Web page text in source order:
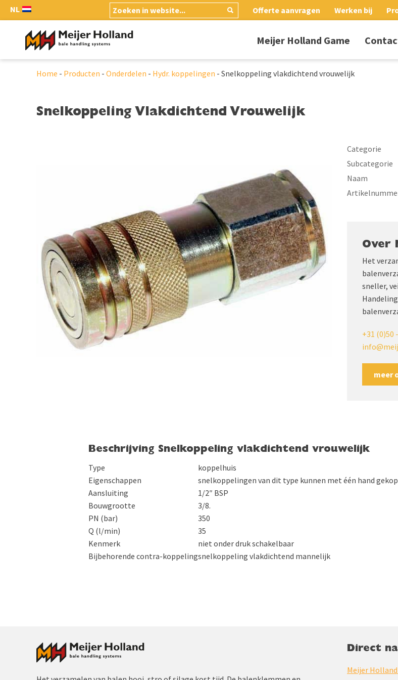
NL Offerte aanvragen Werken bij
Meijer Holland Game
Home - Producten - Onderdelen - Hydr. koppelingen - Snelkoppeling vlakdichtend vrouwelijk
Snelkoppeling Vlakdichtend Vrouwelijk
Categorie
Subcategorie
Naam
Over
Het
sneller,
+31 (0)50
meer
Beschrijving Snelkoppeling vlakdichtend vrouwelijk
Type
koppelhuis
Eigenschappen
snelkoppelingen van dit type kunnen met één hand
Aansluiting
1/2″ BSP
Bouwgrootte
3/8.
PN (bar)
350
Q (l/min)
35
Kenmerk
niet onder druk schakelbaar
Bijbehorende contra-koppelingsnelkoppeling vlakdichtend mannelijk
Direct
Meijer